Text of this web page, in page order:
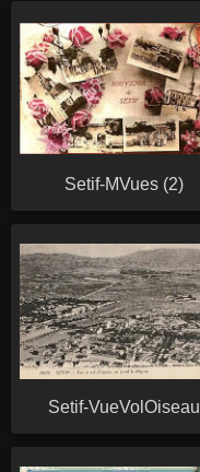
Setif-MVues (2)
Setif-VueVolOiseau